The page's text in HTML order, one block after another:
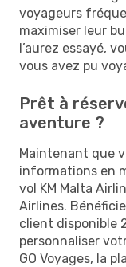
voyageurs
maximiser leur
l’aurez essayé,
vous avez pu
Prêt à
aventure ?
Maintenant que
informations en
vol KM Malta
Airlines.
client disponible
personnaliser
GO Voyages, la